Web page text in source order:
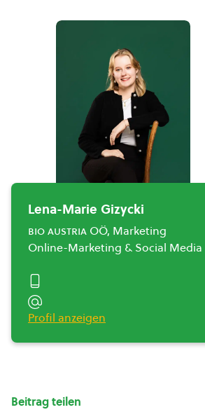
Lena-Marie Gizycki
bio austria OÖ, Marketing
Online-Marketing & Social Media
Profil anzeigen
Beitrag teilen